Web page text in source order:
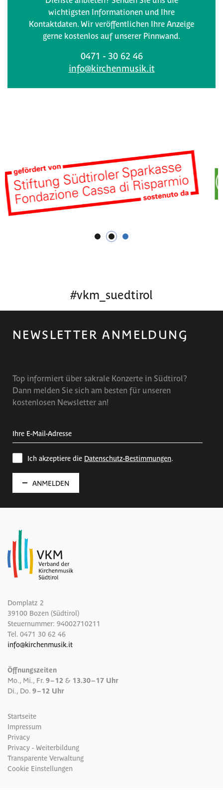
wichtigsten Informationen und Ihre
Kontaktdaten. Wir veröffentlichen Ihre Anzeige
gerne kostenlos auf unserer Pinnwand.
0471 - 30 62 46
info@kirchenmusik.it
1 2 3
#vkm_suedtirol
NEWSLETTER ANMELDUNG
Top informiert über sakrale Konzerte in Südtirol?
Dann melden Sie sich am besten für unseren
kostenlosen Newsletter an!
Ich akzeptiere die Datenschutz-Bestimmungen
ANMELDEN
Domplatz 2
39100 Bozen (Südtirol)
Steuernummer: 94002710211
Tel. 0471 30 62 46
info@kirchenmusik.it
Öffnungszeiten
Mo., Mi., Fr. 9 – 12 & 13.30 – 17 Uhr
Di., Do. 9 – 12 Uhr
Startseite
Impressum
Privacy
Privacy - Weiterbildung
Transparente Verwaltung
Cookie Einstellungen